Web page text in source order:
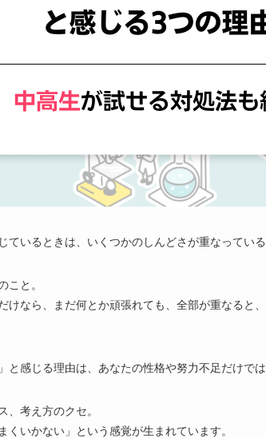
ているときは、いくつかのしんどさが重なってい
こと。
けなら、まだ何とか頑張れても、全部が重なると
と感じる理由は、あなたの性格や努力不足だけでは
、考え方のクセ。
くいかない」という感覚が生まれています。